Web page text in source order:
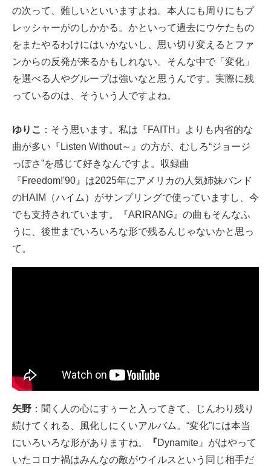
の次って、難しいといいますよね。本人にも周りにもプ
レッシャーがのしかかる。かといって過去にウケたもの
をまたやるわけにはいかないし、思い切り変えるとファ
ンからの反発が来るかもしれない。そんな中で「変化」
を選べる人やグループは強いなと思うんです。実際に残
っているのは、そういう人ですよね。
ゆりこ
：そう思います。私は『FAITH』よりも内省的な
曲が多い『Listen Without～』の方が、むしろ“ジョージ
っぽさ”を感じて好きなんですよ。収録曲
『Freedom!'90』は2025年にアメリカの人気姉妹バンド
のHAIM（ハイム）がサンプリングで使っていますし、今
でも支持されています。『ARIRANG』の曲もそんなふ
うに、後世までいろいろな形で残るんじゃないかと思っ
て。
矢野 ：聞く人の心にすぅーと入ってきて、じんわり残り
続けてくれる、風化しにくいアルバム。“変化”には本当
にいろいろな形がありますね。
『Dynamite』がはやって
いたコロナ禍はみんなの敵がウイルスという同じ相手だ